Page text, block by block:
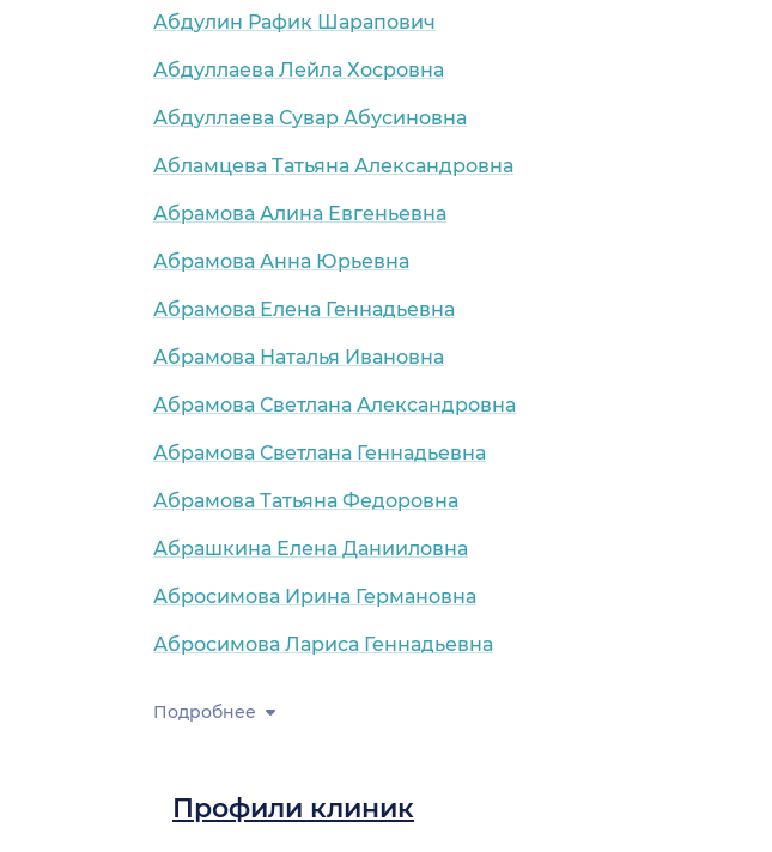
Абдулин Рафик Шарапович
Абдуллаева Лейла Хосровна
Абдуллаева Сувар Абусиновна
Абламцева Татьяна Александровна
Абрамова Алина Евгеньевна
Абрамова Анна Юрьевна
Абрамова Елена Геннадьевна
Абрамова Наталья Ивановна
Абрамова Светлана Александровна
Абрамова Светлана Геннадьевна
Абрамова Татьяна Федоровна
Абрашкина Елена Данииловна
Абросимова Ирина Германовна
Абросимова Лариса Геннадьевна
Подробнее
Профили клиник